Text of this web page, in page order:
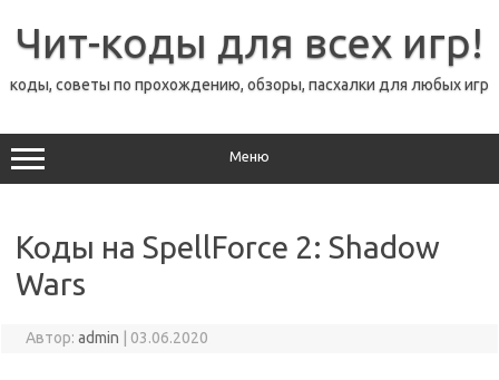
содержимому
Чит-коды для всех игр!
коды, советы по прохождению, обзоры, пасхалки для любых игр
Меню
Коды на SpellForce 2: Shadow
Wars
Автор: admin 03.06.2020